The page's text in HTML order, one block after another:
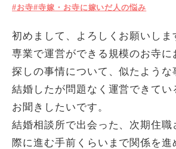
#お寺#寺嫁・お寺に嫁いだ人の悩み
初めまして、よろしくお願いしま
専業で運営ができる規模のお寺に
探しの事情について、似たような
結婚したが問題なく運営できてい
お聞きしたいです。
結婚相談所で出会った、次期住職
際に進む手前くらいまで関係を進